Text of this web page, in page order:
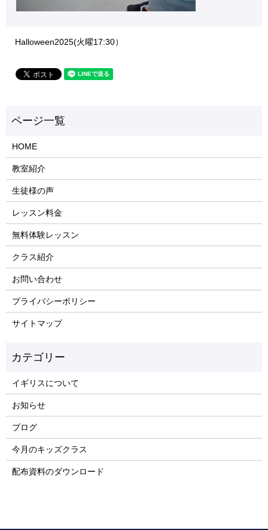
Halloween2025(火曜17:30）
HOME
教室紹介
生徒様の声
レッスン料金
無料体験レッスン
クラス紹介
お問い合わせ
プライバシーポリシー
サイトマップ
イギリスについて
お知らせ
ブログ
今月のキッズクラス
配布資料のダウンロード